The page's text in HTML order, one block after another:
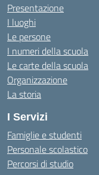
Presentazione
I luoghi
Le persone
I numeri della scuola
Le carte della scuola
Organizzazione
La storia
I Servizi
Famiglie e studenti
Personale scolastico
Percorsi di studio